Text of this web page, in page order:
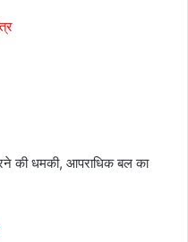
की धमकी, आपराधिक बल का